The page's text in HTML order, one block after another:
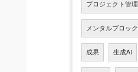
プロジェクト管理
メンタルブロック
成果 生成AI